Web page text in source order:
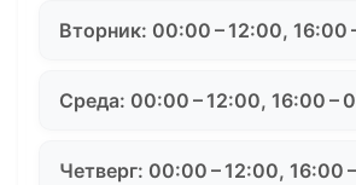
Вторник: 00:00 – 12:00, 16:00
Среда: 00:00 – 12:00, 16:00 –
Четверг: 00:00 – 12:00, 16:00